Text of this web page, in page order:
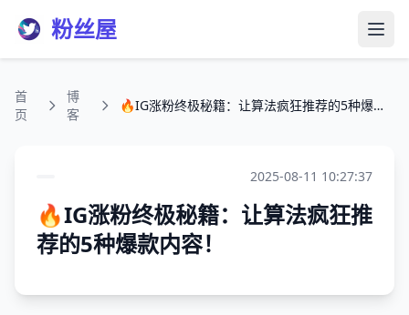
粉丝屋 打开
首
页
博
客
🔥IG涨粉终极秘籍：让算法疯狂推荐的5种爆款内容！
2025-08-11 10:27:37
🔥IG涨粉终极秘籍：让算法疯狂推
荐的5种爆款内容！